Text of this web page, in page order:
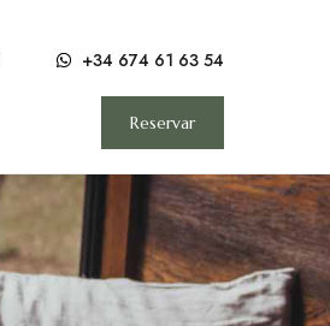
+34 674 61 63 54
Reservar